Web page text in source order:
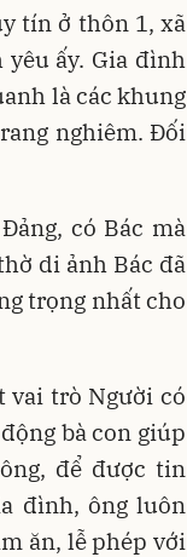
tín ở thôn 1, xã
ấy. Gia đình
là các khung
nghiêm. Đối
có Bác mà
di ảnh Bác đã
trọng nhất cho
vai trò Người có
bà con giúp
để được tin
đình, ông luôn
ăn, lễ phép với